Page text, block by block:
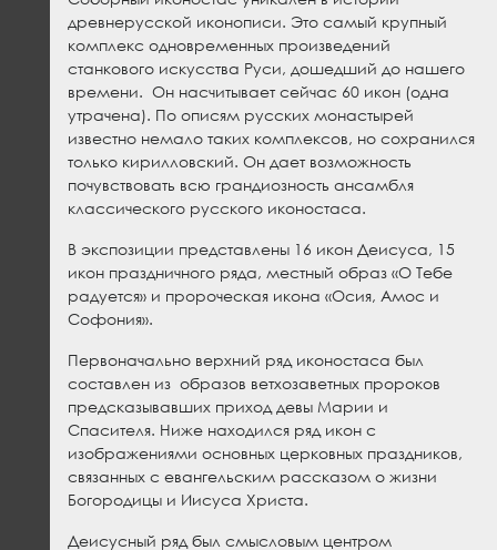
древнерусской иконописи. Это самый крупный
комплекс одновременных произведений
станкового искусства Руси, дошедший до нашего
времени. Он насчитывает сейчас 60 икон (одна
утрачена). По описям русских монастырей
известно немало таких комплексов, но сохранился
только кирилловский. Он дает возможность
почувствовать всю грандиозность ансамбля
классического русского иконостаса.
В экспозиции представлены 16 икон Деисуса, 15
икон праздничного ряда, местный образ «О Тебе
радуется» и пророческая икона «Осия, Амос и
Софония».
Первоначально верхний ряд иконостаса был
составлен из образов ветхозаветных пророков
предсказывавших приход девы Марии и
Спасителя. Ниже находился ряд икон с
изображениями основных церковных праздников,
связанных с евангельским рассказом о жизни
Богородицы и Иисуса Христа.
Деисусный ряд был смысловым центром